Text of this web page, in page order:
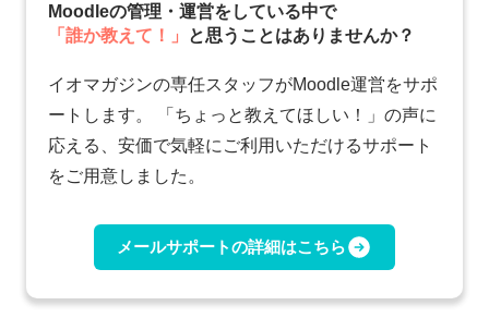
Moodleの管理・運営をしている中で
「誰か教えて！」
と思うことはありませんか？
イオマガジンの専任スタッフがMoodle運営をサポ
ートします。 「ちょっと教えてほしい！」の声に
応える、安価で気軽にご利用いただけるサポート
をご用意しました。
メールサポートの詳細はこちら